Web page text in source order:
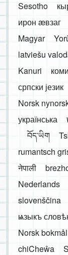
Sesotho
ирон æвзаг
Magyar
latviešu
Kanuri
српски језик
Norsk
українська
བོད་ཡིག
rumantsch
नेपाली
Nederlands
slovenščina
ѩзыкъ
Norsk bokmål
chiCheŵa